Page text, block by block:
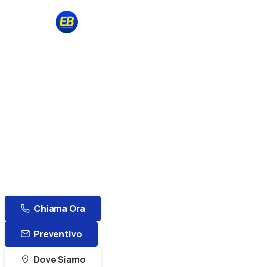
Vendita e Assistenza Tecnica dal 1976
Chiama Ora
Preventivo
Dove Siamo